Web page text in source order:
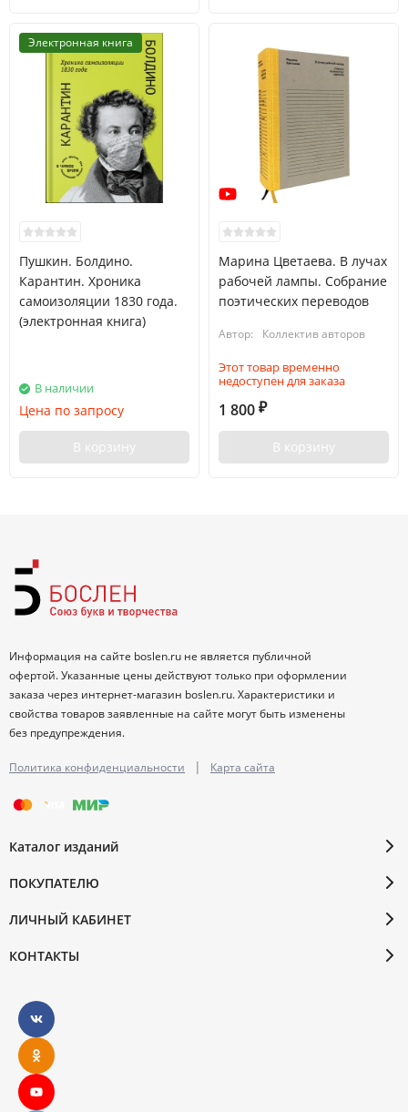
Электронная книга
Пушкин. Болдино.
Карантин. Хроника
самоизоляции 1830 года.
(электронная книга)
В наличии
Цена по запросу
В корзину
Марина Цветаева. В лучах
рабочей лампы. Собрание
поэтических переводов
Автор: Коллектив авторов
Этот товар временно
недоступен для заказа
1 800 ₽
В корзину
Информация на сайте boslen.ru не является публичной
офертой. Указанные цены действуют только при оформлении
заказа через интернет-магазин boslen.ru. Характеристики и
свойства товаров заявленные на сайте могут быть изменены
без предупреждения.
Политика конфиденциальности | Карта сайта
Каталог изданий
ПОКУПАТЕЛЮ
ЛИЧНЫЙ КАБИНЕТ
КОНТАКТЫ